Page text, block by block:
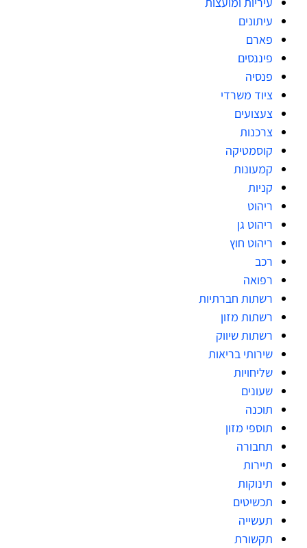
עיתונים
פארם
פיננסים
פנסיה
ציוד משרדי
צעצועים
צרכנות
קוסמטיקה
קמעונות
קניות
ריהוט
ריהוט גן
ריהוט חוץ
רכב
רפואה
רשתות חברתיות
רשתות מזון
רשתות שיווק
שירותי בריאות
שליחויות
שעונים
תוכנה
תוספי מזון
תחבורה
תיירות
תינוקות
תכשיטים
תעשייה
תקשורת